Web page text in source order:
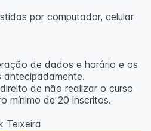
por computador, celular
de dados e horário e os
​​antecipadamente.
de não realizar o curso
mínimo de 20 inscritos.
Teixeira